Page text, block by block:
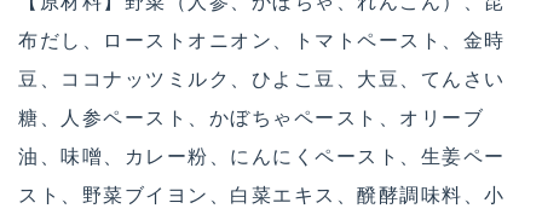
布だし、ローストオニオン、トマトペースト、金時
豆、ココナッツミルク、ひよこ豆、大豆、てんさい
糖、人参ペースト、かぼちゃペースト、オリーブ
油、味噌、カレー粉、にんにくペースト、生姜ペー
スト、野菜ブイヨン、白菜エキス、醗酵調味料、小